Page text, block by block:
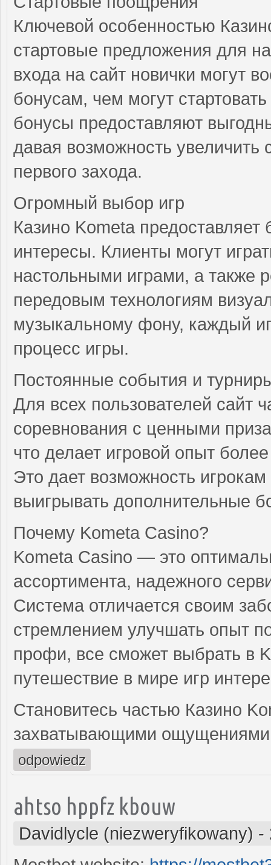
Ключевой особенностью
стартовые предложения для
входа на сайт новички могут
бонусам, чем могут
бонусы предоставляют
давая возможность увеличить
первого захода.
Огромный выбор игр
Казино Kometa
интересы. Клиенты могут
настольными играми, а также
передовым технологиям
музыкальному фону, каждый
процесс игры.
Постоянные события и
Для всех пользователей сайт
соревнования с ценными
что делает игровой опыт
Это дает возможность
выигрывать дополнительные
Почему Kometa Casino?
Kometa Casino — это
ассортимента, надежного
Система отличается своим
стремлением улучшать опыт
профи, все сможет выбрать в
путешествие в мире игр
Становитесь частью Казино
захватывающими ощущениями
odpowiedz
ahtso hppfz kbouw
Davidlycle (niezweryfikowany) -